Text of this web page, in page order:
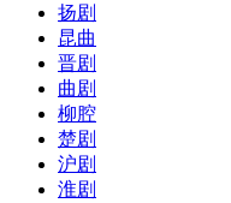
扬剧
昆曲
晋剧
曲剧
柳腔
楚剧
沪剧
淮剧